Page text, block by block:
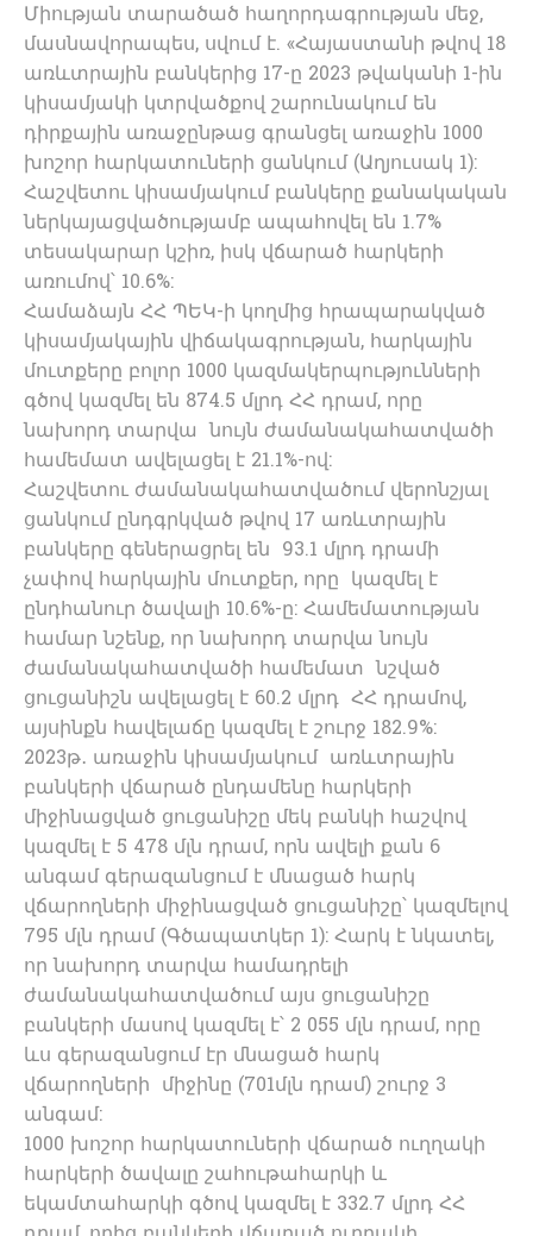
Միության տարածած հաղորդագրության մեջ,
մասնավորապես, սվում է. «Հայաստանի թվով 18
առևտրային բանկերից 17-ը 2023 թվականի 1-ին
կիսամյակի կտրվածքով շարունակում են
դիրքային առաջընթաց գրանցել առաջին 1000
խոշոր հարկատուների ցանկում (Աղյուսակ 1):
Հաշվետու կիսամյակում բանկերը քանակական
ներկայացվածությամբ ապահովել են 1.7%
տեսակարար կշիռ, իսկ վճարած հարկերի
առումով՝ 10.6%:
Համաձայն ՀՀ ՊԵԿ-ի կողմից հրապարակված
կիսամյակային վիճակագրության, հարկային
մուտքերը բոլոր 1000 կազմակերպությունների
գծով կազմել են 874.5 մլրդ ՀՀ դրամ, որը
նախորդ տարվա նույն ժամանակահատվածի
համեմատ ավելացել է 21.1%-ով:
Հաշվետու ժամանակահատվածում վերոնշյալ
ցանկում ընդգրկված թվով 17 առևտրային
բանկերը գեներացրել են 93.1 մլրդ դրամի
չափով հարկային մուտքեր, որը կազմել է
ընդհանուր ծավալի 10.6%-ը: Համեմատության
համար նշենք, որ նախորդ տարվա նույն
ժամանակահատվածի համեմատ նշված
ցուցանիշն ավելացել է 60.2 մլրդ ՀՀ դրամով,
այսինքն հավելաճը կազմել է շուրջ 182.9%:
2023թ․ առաջին կիսամյակում առևտրային
բանկերի վճարած ընդամենը հարկերի
միջինացված ցուցանիշը մեկ բանկի հաշվով
կազմել է 5 478 մլն դրամ, որն ավելի քան 6
անգամ գերազանցում է մնացած հարկ
վճարողների միջինացված ցուցանիշը՝ կազմելով
795 մլն դրամ (Գծապատկեր 1): Հարկ է նկատել,
որ նախորդ տարվա համադրելի
ժամանակահատվածում այս ցուցանիշը
բանկերի մասով կազմել է՝ 2 055 մլն դրամ, որը
ևս գերազանցում էր մնացած հարկ
վճարողների միջինը (701մլն դրամ) շուրջ 3
անգամ:
1000 խոշոր հարկատուների վճարած ուղղակի
հարկերի ծավալը շահութահարկի և
եկամտահարկի գծով կազմել է 332.7 մլրդ ՀՀ